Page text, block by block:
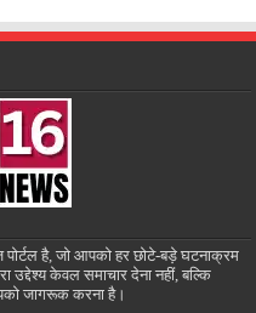
है, जो आपको हर छोटे-बड़े घटनाक्रम
उद्देश्य केवल समाचार देना नहीं, बल्कि
जागरूक करना है।